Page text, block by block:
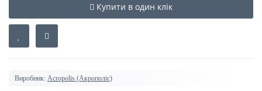
Купити в один клік
Виробник: Acropolis (Акрополіс)